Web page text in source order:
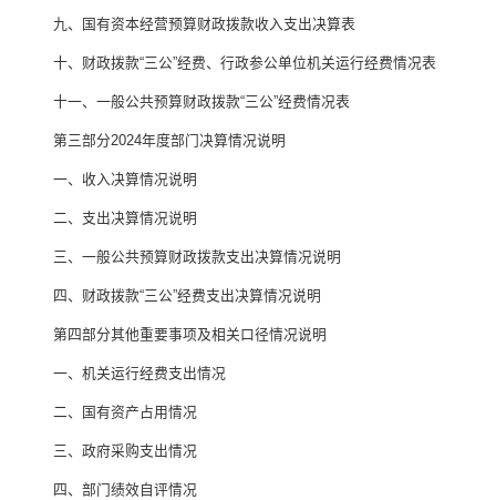
九、国有资本经营预算财政拨款收入支出决算表
十、 财政拨款“三公”经费、行政参公单位机关运行经费情况表
十一、一般公共预算财政拨款“三公”经费情况表
第三部分2024年度部门决算情况说明
一、收入决算情况说明
二、支出决算情况说明
三、一般公共预算财政拨款支出决算情况说明
四、财政拨款“三公”经费支出决算情况说明
第四部分其他重要事项及相关口径情况说明
一、 机关运行经费支出情况
二、 国有资产占用情况
三、 政府采购支出情况
四、 部门绩效自评情况